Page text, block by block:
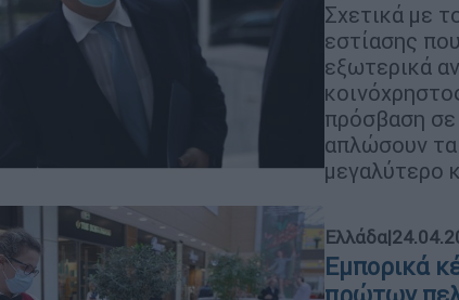
Σχετικά με
εστίασης
εξωτερικά
πρόσβαση
απλώσουν
μεγαλύτερο
Ελλάδα|
Εμπορικά